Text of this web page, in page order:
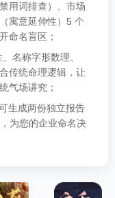
用词排查）、市场
寓意延伸性）5 个
命名盲区；
名称字形数理、
传统命理逻辑，让
气场讲究；
生成两份独立报告
为您的企业命名决